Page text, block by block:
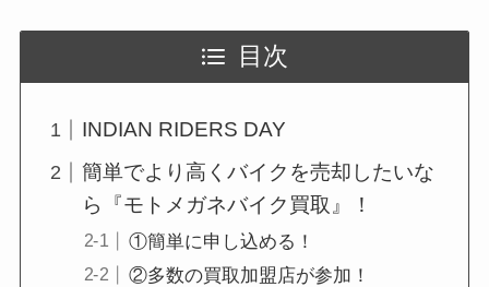
目次
INDIAN RIDERS DAY
簡単でより高くバイクを売却したいな
ら『モトメガネバイク買取』！
①簡単に申し込める！
②多数の買取加盟店が参加！